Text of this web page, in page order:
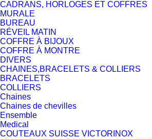
CADRANS, HORLOGES ET COFFRES
MURALE
BUREAU
RÉVEIL MATIN
COFFRE À BIJOUX
COFFRE À MONTRE
DIVERS
CHAINES,BRACELETS & COLLIERS
BRACELETS
COLLIERS
Chaines
Chaines de chevilles
Ensemble
Medical
COUTEAUX SUISSE VICTORINOX